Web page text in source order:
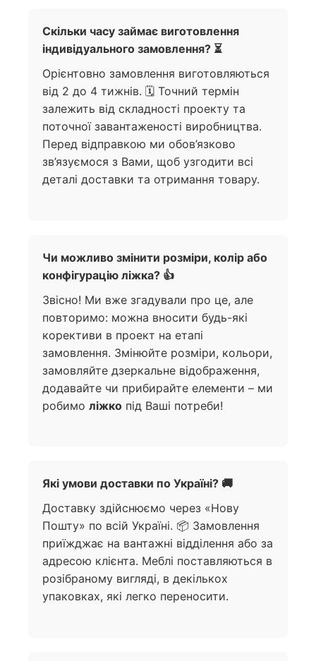
Скільки часу займає виготовлення
індивідуального замовлення? ⏳
Орієнтовно замовлення виготовляються
від 2 до 4 тижнів. 🗓️ Точний термін
залежить від складності проекту та
поточної завантаженості виробництва.
Перед відправкою ми обов’язково
зв’язуємося з Вами, щоб узгодити всі
деталі доставки та отримання товару.
Чи можливо змінити розміри, колір або
конфігурацію ліжка? 👍
Звісно! Ми вже згадували про це, але
повторимо: можна вносити будь-які
корективи в проект на етапі
замовлення. Змінюйте розміри, кольори,
замовляйте дзеркальне відображення,
додавайте чи прибирайте елементи – ми
робимо ліжко під Ваші потреби!
Які умови доставки по Україні? 🚚
Доставку здійснюємо через «Нову
Пошту» по всій Україні. 📦 Замовлення
приїжджає на вантажні відділення або за
адресою клієнта. Меблі поставляються в
розібраному вигляді, в декількох
упаковках, які легко переносити.